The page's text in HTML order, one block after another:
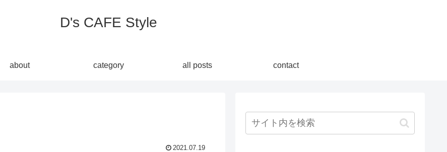
D's CAFE Style
about category all posts contact
2021.07.19